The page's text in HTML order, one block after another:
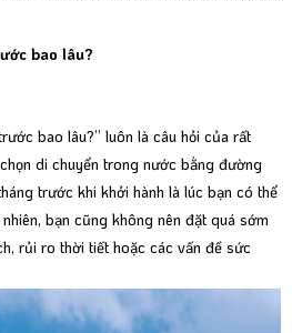
bao lâu?
bao lâu?” luôn là câu hỏi của rất
di chuyển trong nước bằng đường
trước khi khởi hành là lúc bạn có thể
bạn cũng không nên đặt quá sớm
rủi ro thời tiết hoặc các vấn đề sức